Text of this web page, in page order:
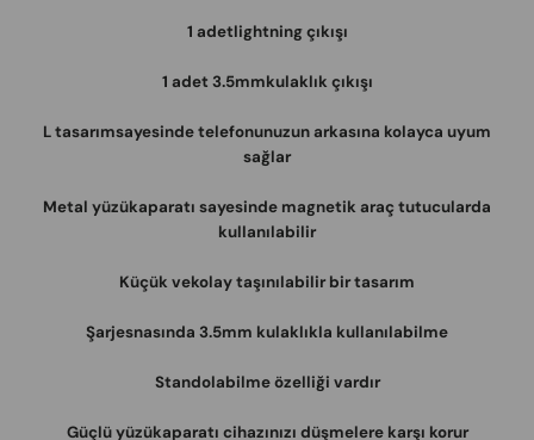
1 adetlightning çıkışı
1 adet 3.5mmkulaklık çıkışı
L tasarımsayesinde telefonunuzun arkasına kolayca uyum
sağlar
Metal yüzükaparatı sayesinde magnetik araç tutucularda
kullanılabilir
Küçük vekolay taşınılabilir bir tasarım
Şarjesnasında 3.5mm kulaklıkla kullanılabilme
Standolabilme özelliği vardır
Güçlü yüzükaparatı cihazınızı düşmelere karşı korur